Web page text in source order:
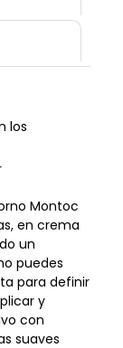
los
Montoc
en crema
un
puedes
para definir
y
con
suaves